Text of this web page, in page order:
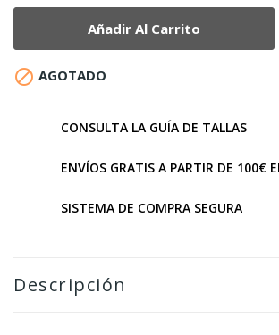
Añadir Al Carrito
 AGOTADO
CONSULTA LA GUÍA DE TALLAS
ENVÍOS GRATIS A PARTIR DE 100€
SISTEMA DE COMPRA SEGURA
Descripción